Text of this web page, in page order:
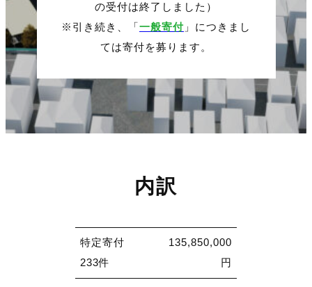
の受付は終了しました）
※引き続き、「 一般寄付 」につきまし
ては寄付を募ります。
内訳
特定寄付
233件
135,850,000
円